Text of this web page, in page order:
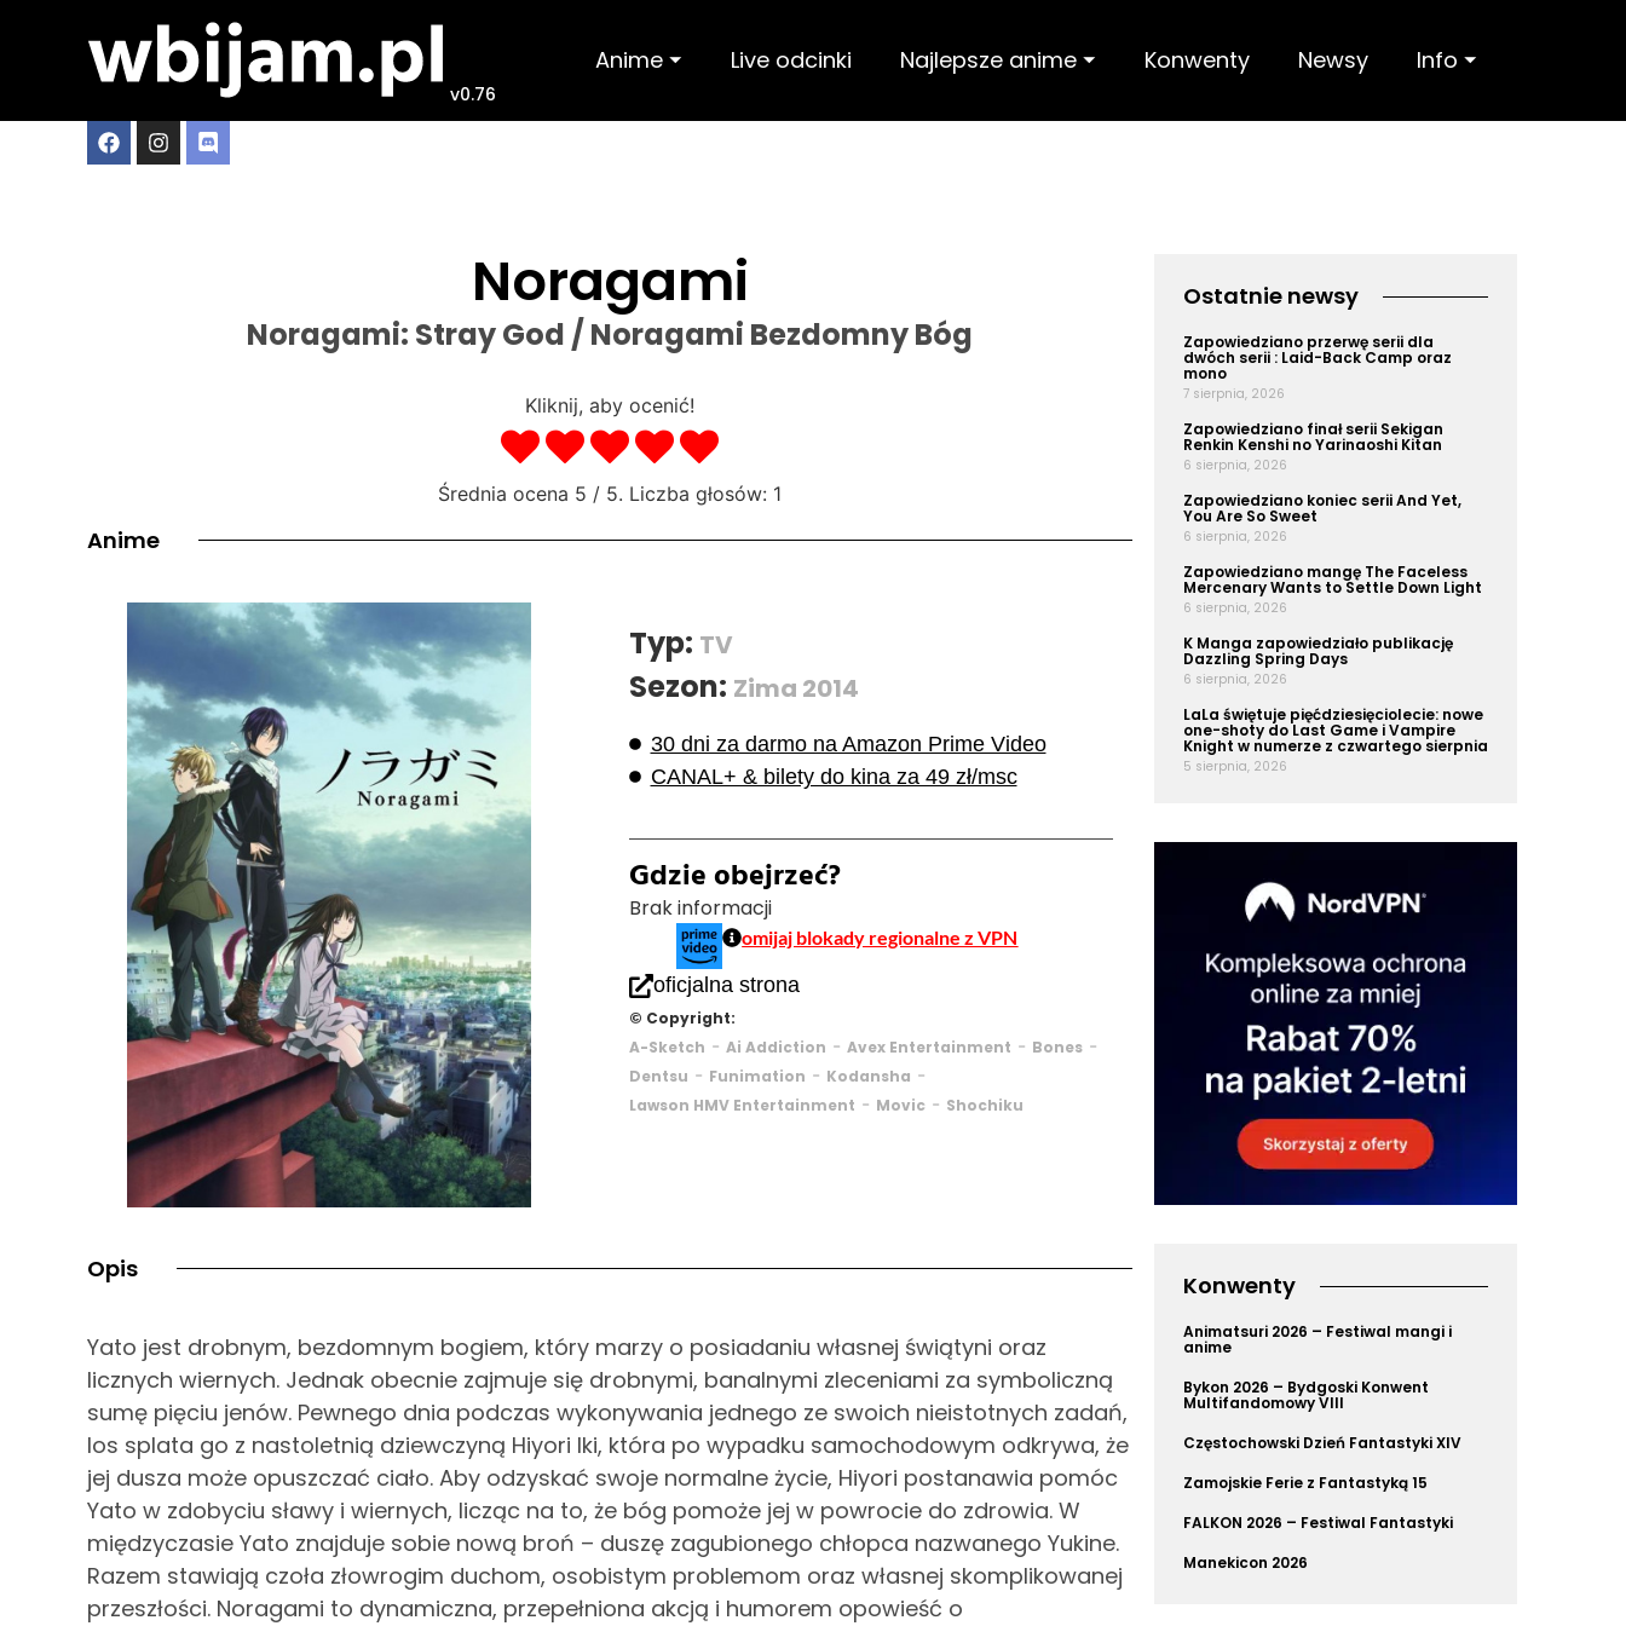
v0.76
Anime ⏷ Live odcinki Najlepsze anime ⏷ Konwenty Newsy Info ⏷
Noragami
Noragami: Stray God / Noragami Bezdomny Bóg
Kliknij, aby ocenić!
Średnia ocena 5 / 5. Liczba głosów: 1
Anime
Typ: TV
Sezon: Zima 2014
30 dni za darmo na Amazon Prime Video
CANAL+ & bilety do kina za 49 zł/msc
Gdzie obejrzeć?
Brak informacji
omijaj blokady regionalne z VPN
oficjalna strona
© Copyright:
A-Sketch - Ai Addiction - Avex Entertainment - Bones -
Dentsu - Funimation - Kodansha -
Lawson HMV Entertainment - Movic - Shochiku
Opis
Yato jest drobnym, bezdomnym bogiem, który marzy o posiadaniu własnej świątyni oraz
licznych wiernych. Jednak obecnie zajmuje się drobnymi, banalnymi zleceniami za symboliczną
sumę pięciu jenów. Pewnego dnia podczas wykonywania jednego ze swoich nieistotnych zadań,
los splata go z nastoletnią dziewczyną Hiyori Iki, która po wypadku samochodowym odkrywa, że
jej dusza może opuszczać ciało. Aby odzyskać swoje normalne życie, Hiyori postanawia pomóc
Yato w zdobyciu sławy i wiernych, licząc na to, że bóg pomoże jej w powrocie do zdrowia. W
międzyczasie Yato znajduje sobie nową broń – duszę zagubionego chłopca nazwanego Yukine.
Razem stawiają czoła złowrogim duchom, osobistym problemom oraz własnej skomplikowanej
przeszłości. Noragami to dynamiczna, przepełniona akcją i humorem opowieść o
Ostatnie newsy
Zapowiedziano przerwę serii dla
dwóch serii : Laid-Back Camp oraz
mono
7 sierpnia, 2026
Zapowiedziano finał serii Sekigan
Renkin Kenshi no Yarinaoshi Kitan
6 sierpnia, 2026
Zapowiedziano koniec serii And Yet,
You Are So Sweet
6 sierpnia, 2026
Zapowiedziano mangę The Faceless
Mercenary Wants to Settle Down Light
6 sierpnia, 2026
K Manga zapowiedziało publikację
Dazzling Spring Days
6 sierpnia, 2026
LaLa świętuje pięćdziesięciolecie: nowe
one-shoty do Last Game i Vampire
Knight w numerze z czwartego sierpnia
5 sierpnia, 2026
Konwenty
Animatsuri 2026 – Festiwal mangi i
anime
Bykon 2026 – Bydgoski Konwent
Multifandomowy VIII
Częstochowski Dzień Fantastyki XIV
Zamojskie Ferie z Fantastyką 15
FALKON 2026 – Festiwal Fantastyki
Manekicon 2026